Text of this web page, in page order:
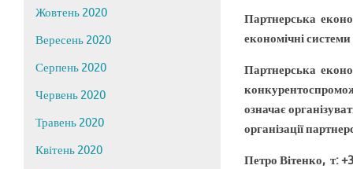
Партнерська
економічні
Партнерська
означає
організації
Петро Вітенко, т:
Жовтень 2020
Вересень 2020
Серпень 2020
Червень 2020
Травень 2020
Квітень 2020